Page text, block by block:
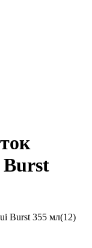
Burst 355 мл(12)